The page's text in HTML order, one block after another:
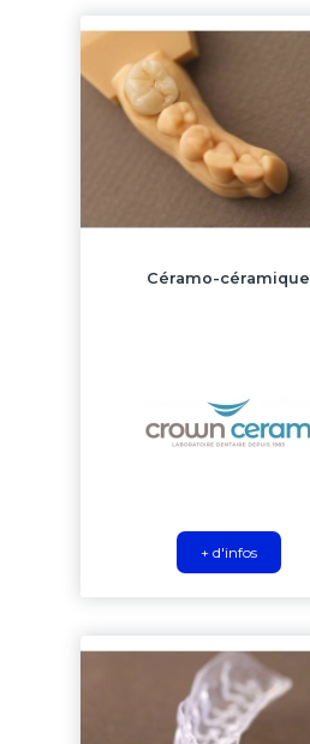
Céramo-céramique
+ d'infos